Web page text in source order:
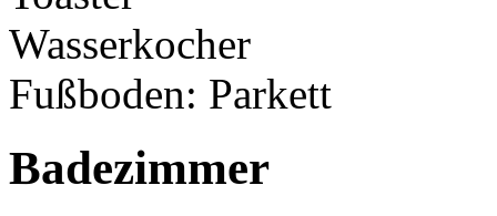
Wasserkocher
Fußboden: Parkett
Badezimmer